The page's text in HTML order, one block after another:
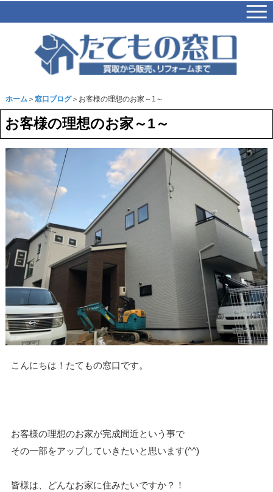
ホーム＞ 窓口ブログ＞お客様の理想のお家～1～
お客様の理想のお家～1～
こんにちは！たてもの窓口です。
お客様の理想のお家が完成間近という事で
その一部をアップしていきたいと思います(^^)
皆様は、どんなお家に住みたいですか？！